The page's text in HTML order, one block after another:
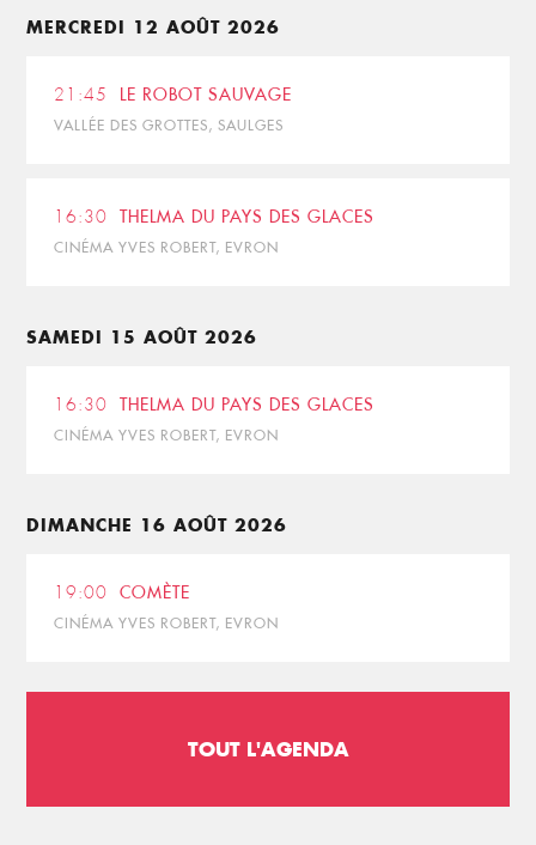
MERCREDI 12 AOÛT 2026
21:45 LE ROBOT SAUVAGE
VALLÉE DES GROTTES, SAULGES
16:30 THELMA DU PAYS DES GLACES
CINÉMA YVES ROBERT, EVRON
SAMEDI 15 AOÛT 2026
16:30 THELMA DU PAYS DES GLACES
CINÉMA YVES ROBERT, EVRON
DIMANCHE 16 AOÛT 2026
19:00 COMÈTE
CINÉMA YVES ROBERT, EVRON
TOUT L'AGENDA